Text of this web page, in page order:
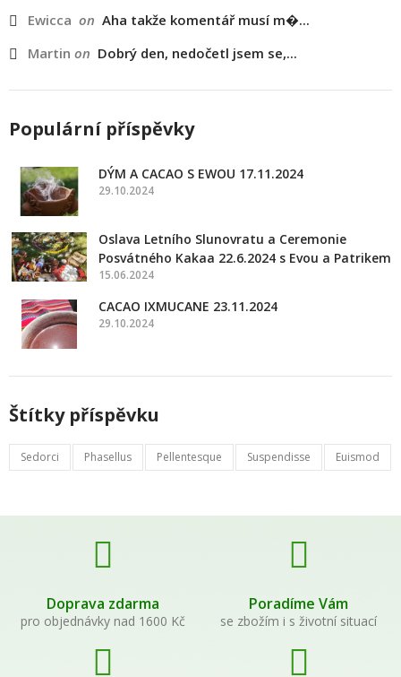
Ewicca on Aha takže komentář musí m�...
Martin on Dobrý den, nedočetl jsem se,...
Populární příspěvky
DÝM A CACAO S EWOU 17.11.2024
29.10.2024
Oslava Letního Slunovratu a Ceremonie
Posvátného Kakaa 22.6.2024 s Evou a Patrikem
15.06.2024
CACAO IXMUCANE 23.11.2024
29.10.2024
Štítky příspěvku
Sedorci Phasellus Pellentesque Suspendisse Euismod
Doprava zdarma
pro objednávky nad 1600 Kč
Poradíme Vám
se zbožím i s životní situací